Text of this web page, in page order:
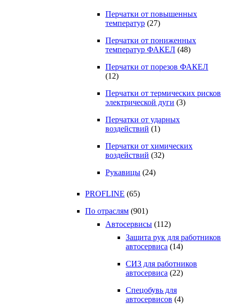
Перчатки от повышенных
температур (27)
Перчатки от пониженных
температур ФАКЕЛ (48)
Перчатки от порезов ФАКЕЛ
(12)
Перчатки от термических рисков
электрической дуги (3)
Перчатки от ударных
воздействий (1)
Перчатки от химических
воздействий (32)
Рукавицы (24)
PROFLINE (65)
По отраслям (901)
Автосервисы (112)
Защита рук для работников
автосервиса (14)
СИЗ для работников
автосервиса (22)
Спецобувь для
автосервисов (4)